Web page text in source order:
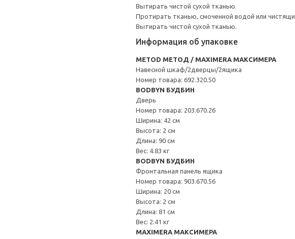
Вытирать чистой сухой тканью.
Протирать тканью, смоченной водой или
Вытирать чистой сухой тканью.
Информация об упаковке
METOD МЕТОД / MAXIMERA МАКСИМЕРА
Навесной шкаф/2дверцы/2ящика
Номер товара: 692.320.50
BODBYN БУДБИН
Дверь
Номер товара: 203.670.26
Ширина: 42 см
Высота: 2 см
Длина: 90 см
Вес: 4.83 кг
BODBYN БУДБИН
Фронтальная панель ящика
Номер товара: 903.670.56
Ширина: 20 см
Высота: 2 см
Длина: 81 см
Вес: 2.41 кг
MAXIMERA МАКСИМЕРА